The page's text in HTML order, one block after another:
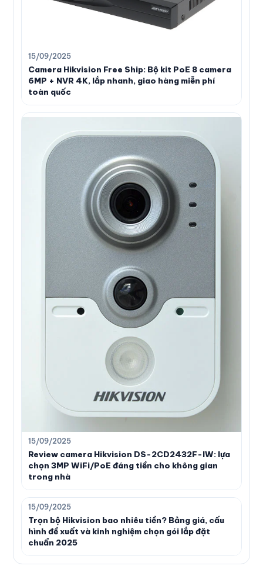
15/09/2025
Camera Hikvision Free Ship: Bộ kit PoE 8 camera
6MP + NVR 4K, lắp nhanh, giao hàng miễn phí
toàn quốc
15/09/2025
Review camera Hikvision DS-2CD2432F-IW: lựa
chọn 3MP WiFi/PoE đáng tiền cho không gian
trong nhà
15/09/2025
Trọn bộ Hikvision bao nhiêu tiền? Bảng giá, cấu
hình đề xuất và kinh nghiệm chọn gói lắp đặt
chuẩn 2025